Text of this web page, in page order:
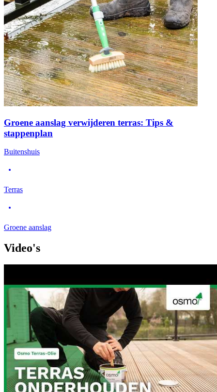
Groene aanslag verwijderen terras: Tips &
stappenplan
Buitenshuis
Terras
Groene aanslag
Video's